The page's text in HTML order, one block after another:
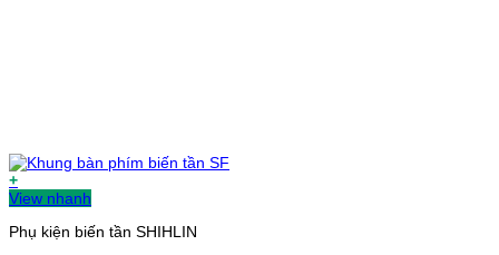
+
View nhanh
Phụ kiện biến tần SHIHLIN